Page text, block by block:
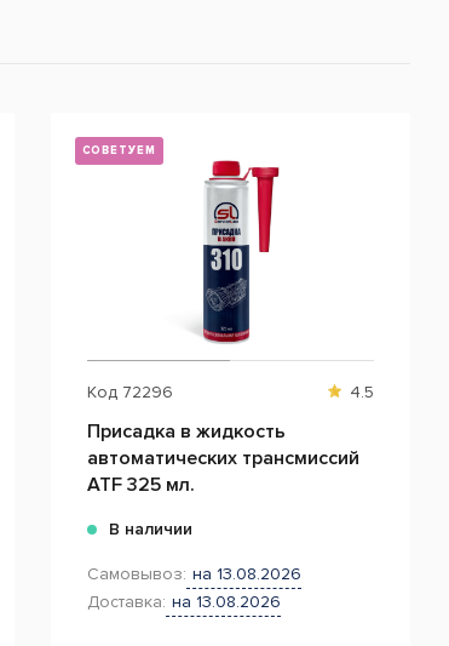
СОВЕТУЕМ
Код 72296 4.5
Присадка в жидкость
автоматических трансмиссий
ATF 325 мл.
В наличии
Самовывоз: на 13.08.2026
Доставка: на 13.08.2026